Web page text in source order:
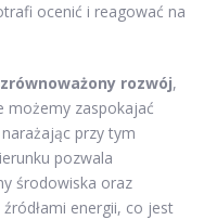
ocenić i reagować na
zrównoważony rozwój,
możemy zaspokajać
przy tym
pozwala
środowiska oraz
energii, co jest